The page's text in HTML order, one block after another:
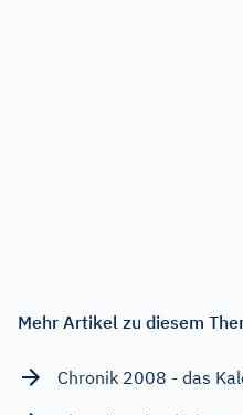
Mehr Artikel zu diesem
Chronik 2008 - das